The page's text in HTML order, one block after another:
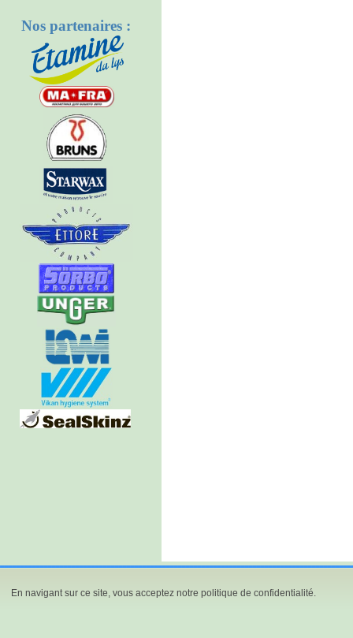
Nos partenaires :
En navigant sur ce site, vous acceptez notre politique de confidentialité.